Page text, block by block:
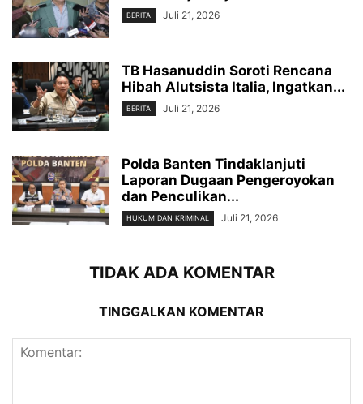
BERITA Juli 21, 2026
TB Hasanuddin Soroti Rencana
Hibah Alutsista Italia, Ingatkan...
BERITA Juli 21, 2026
Polda Banten Tindaklanjuti
Laporan Dugaan Pengeroyokan
dan Penculikan...
HUKUM DAN KRIMINAL Juli 21, 2026
TIDAK ADA KOMENTAR
TINGGALKAN KOMENTAR